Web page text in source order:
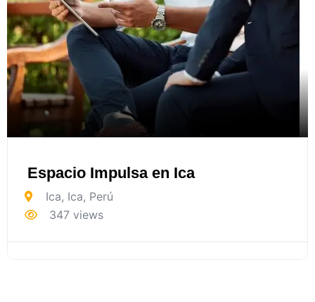
Espacio Impulsa en Ica
Ica, Ica, Perú
347 views